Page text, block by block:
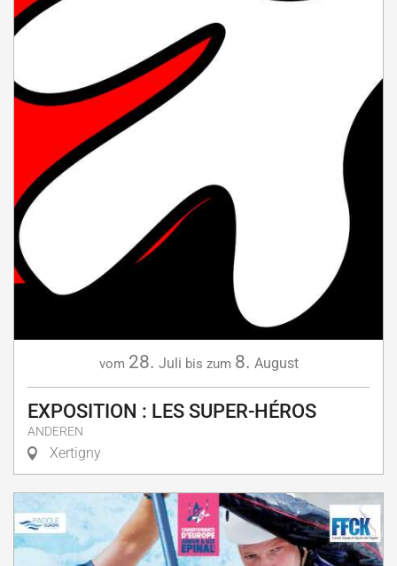
vom 28. Juli bis zum 8. August
EXPOSITION : LES SUPER-HÉROS
ANDEREN
Xertigny